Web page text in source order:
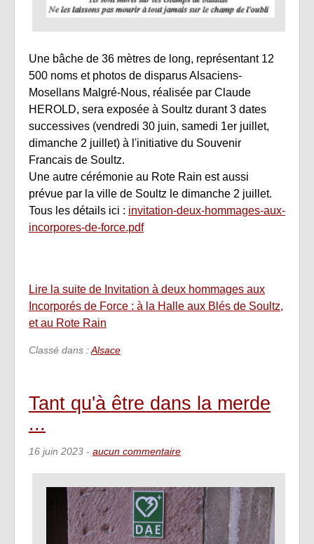
Une bâche de 36 mètres de long, représentant 12
500 noms et photos de disparus Alsaciens-
Mosellans Malgré-Nous, réalisée par Claude
HEROLD, sera exposée à Soultz durant 3 dates
successives (vendredi 30 juin, samedi 1er juillet,
dimanche 2 juillet) à l'initiative du Souvenir
Francais de Soultz.
Une autre cérémonie au Rote Rain est aussi
prévue par la ville de Soultz le dimanche 2 juillet.
Tous les détails ici : invitation-deux-hommages-aux-
incorpores-de-force.pdf
Lire la suite de Invitation à deux hommages aux
Incorporés de Force : à la Halle aux Blés de Soultz,
et au Rote Rain
Classé dans :Alsace
Tant qu'à être dans la merde
...
16 juin 2023 - aucun commentaire